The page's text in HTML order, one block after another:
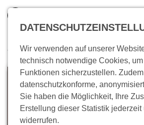
inkl. MwSt.
Zum Warenkorb
Wo bin ich?
Wir verwenden auf unserer
technisch notwendige Cookies,
Funktionen sicherzustellen.
datenschutzkonforme,
Sie haben die Möglichkeit, Ihre
Erstellung dieser Statistik jederzeit
widerrufen.